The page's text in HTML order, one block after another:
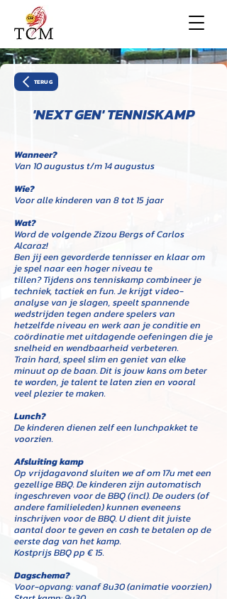
TERUG
'NEXT GEN' TENNISKAMP
Wanneer?
Van 10 augustus t/m 14 augustus
Wie?
Voor alle kinderen van 8 tot 15 jaar
Wat?
Word de volgende Zizou Bergs of Carlos
Alcaraz!
Ben jij een gevorderde tennisser en klaar om
je spel naar een hoger niveau te
tillen?Tijdens ons tenniskamp combineer je
techniek, tactiek en fun. Je krijgt video-
analyse van je slagen, speelt spannende
wedstrijden tegen andere spelers van
hetzelfde niveau en werk aan je conditie en
coördinatie met uitdagende oefeningen die je
snelheid en wendbaarheid verbeteren.
Train hard, speel slim en geniet van elke
minuut op de baan. Dit is jouw kans om beter
te worden, je talent te laten zien en vooral
veel plezier te maken.
Lunch?
De kinderen dienen zelf een lunchpakket te
voorzien.
Afsluiting kamp
Op vrijdagavond sluiten we af om 17u met een
gezellige BBQ. De kinderen zijn automatisch
ingeschreven voor de BBQ (incl). De ouders (of
andere familieleden) kunnen eveneens
inschrijven voor de BBQ. U dient dit juiste
aantal door te geven en cash te betalen op de
eerste dag van het kamp.
Kostprijs BBQ pp € 15.
Dagschema?
Voor-opvang: vanaf 8u30 (animatie voorzien)